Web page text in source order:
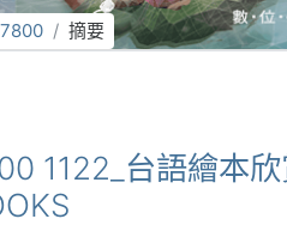
摘要
1122_台語繪本